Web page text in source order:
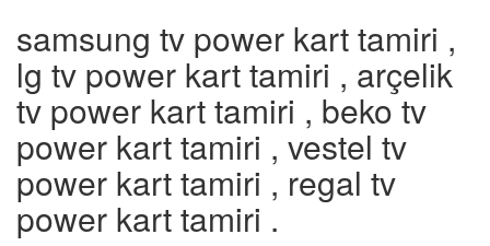
samsung tv power kart tamiri ,
lg tv power kart tamiri , arçelik
tv power kart tamiri , beko tv
power kart tamiri , vestel tv
power kart tamiri , regal tv
power kart tamiri .